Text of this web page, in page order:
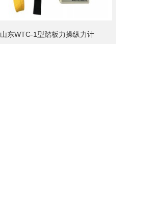
山东WTC-1型踏板力操纵力计